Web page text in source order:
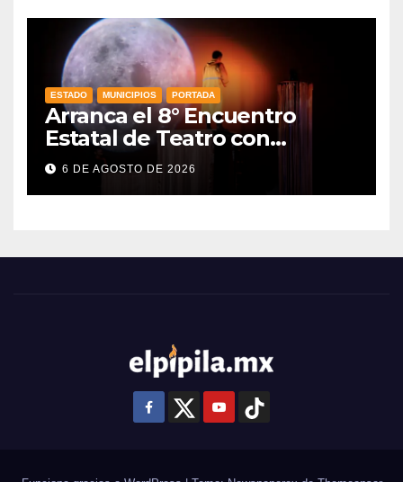
ESTADO MUNICIPIOS PORTADA
Arranca el 8° Encuentro
Estatal de Teatro con
producciones locales
6 DE AGOSTO DE 2026